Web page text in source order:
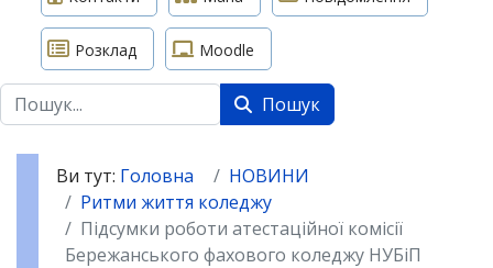
Розклад Moodle
Пошук Пошук
Ви тут: Головна
НОВИНИ
Ритми життя коледжу
Підсумки роботи атестаційної комісії
Бережанського фахового коледжу НУБіП